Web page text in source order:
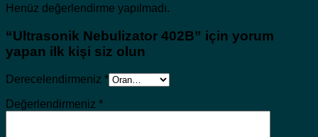
Henüz değerlendirme yapılmadı.
“Ultrasonik Nebulizator 402B” için yorum
yapan ilk kişi siz olun
Derecelendirmeniz *
Değerlendirmeniz *